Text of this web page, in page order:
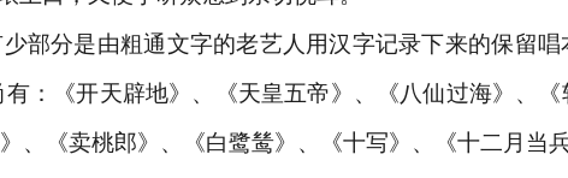
部分是由粗通文字的老艺人用汉字记录下来的保留
：《开天辟地》、《天皇五帝》、《八仙过海》、
《卖桃郎》、《白鹭鸶》、《十写》、《十二月当